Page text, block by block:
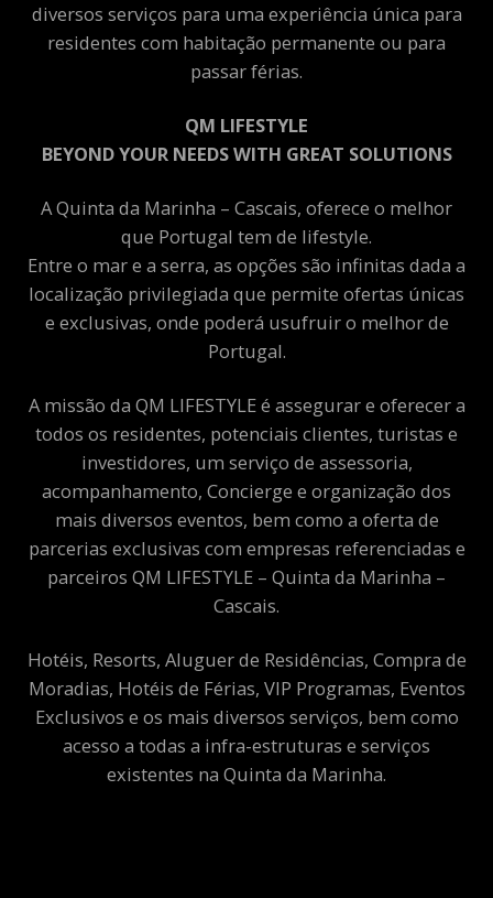
diversos serviços para uma experiência única para
residentes com habitação permanente ou para
passar férias.
QM LIFESTYLE
BEYOND YOUR NEEDS WITH GREAT SOLUTIONS
A Quinta da Marinha – Cascais, oferece o melhor
que Portugal tem de lifestyle.
Entre o mar e a serra, as opções são infinitas dada a
localização privilegiada que permite ofertas únicas
e exclusivas, onde poderá usufruir o melhor de
Portugal.
A missão da QM LIFESTYLE é assegurar e oferecer a
todos os residentes, potenciais clientes, turistas e
investidores, um serviço de assessoria,
acompanhamento, Concierge e organização dos
mais diversos eventos, bem como a oferta de
parcerias exclusivas com empresas referenciadas e
parceiros QM LIFESTYLE – Quinta da Marinha –
Cascais.
Hotéis, Resorts, Aluguer de Residências, Compra de
Moradias, Hotéis de Férias, VIP Programas, Eventos
Exclusivos e os mais diversos serviços, bem como
acesso a todas a infra-estruturas e serviços
existentes na Quinta da Marinha.